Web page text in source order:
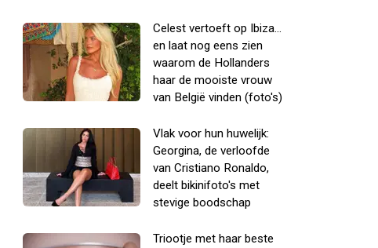
Celest vertoeft op Ibiza...
en laat nog eens zien
waarom de Hollanders
haar de mooiste vrouw
van België vinden (foto's)
Vlak voor hun huwelijk:
Georgina, de verloofde
van Cristiano Ronaldo,
deelt bikinifoto's met
stevige boodschap
Triootje met haar beste